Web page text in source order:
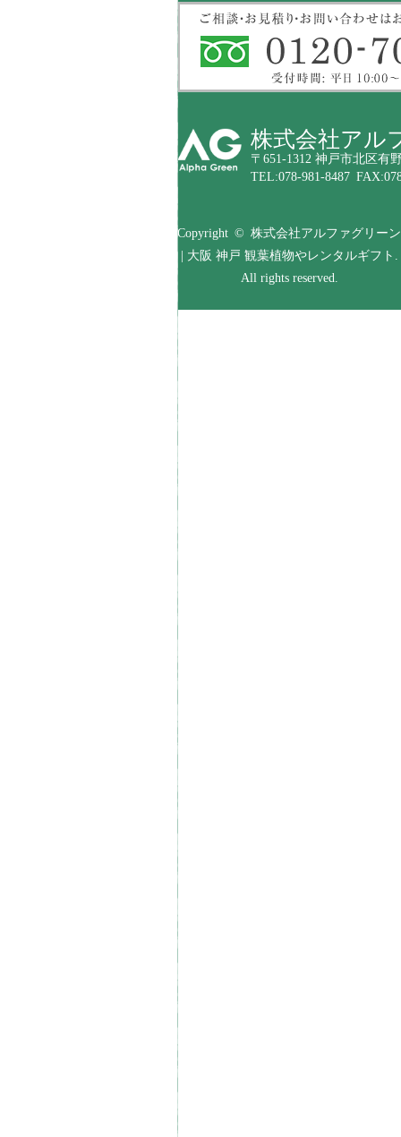
株式会社アル
〒651-1312 神戸市北区有
TEL:078-981-8487
Copyright © 株式会社アルファグリーン
| 大阪 神戸 観葉植物やレンタルギフト.
All rights reserved.